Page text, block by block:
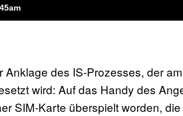
Anklage des IS-Prozesses, der
wird: Auf das Handy des
SIM-Karte überspielt worden,